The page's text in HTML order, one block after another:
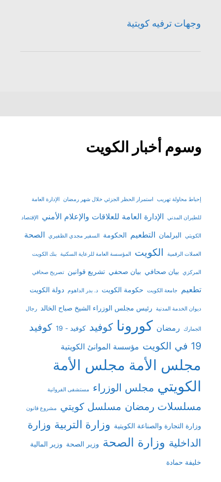
وجهات ترفيه كويتية
وسوم أخبار الكويت
إحباط محاولة تهريب استمرار الحظر الجزئي خلال شهر رمضان الإدارة العامة
للطيران المدني الإدارة العامة للعلاقات والإعلام الأمني الإقتصاد
الكويتي البرلمان التطعيم الحكومة السفير مجدي الظفيري الصحة
العملات الرقمية الكويت المؤسسة العامة للرعاية السكنية بنك الكويت
المركزي بيان صحافي بيان صحفي تشريع قوانين تصريح صحافي
تطعيم جامعة الكويت حكومة الكويت د. بدر الداهوم دولة الكويت
ديوان الخدمة المدنية رئيس مجلس الوزراء الشيخ صباح الخالد رجال
الجمارك رمضان كورونا كوفيد كوفيد - 19
كوفيد
19 في الكويت
مؤسسة الموانئ الكويتية
مجلس الأمة مجلس الأمة
الكويتي مجلس الوزراء مستشفى الفروانية
مسلسلات رمضان مسلسل كويتي مشروع قانون
وزارة التجارة والصناعة الكويتية وزارة التربية وزارة
الداخلية وزارة الصحة وزير الصحة وزير المالية
خليفة حمادة